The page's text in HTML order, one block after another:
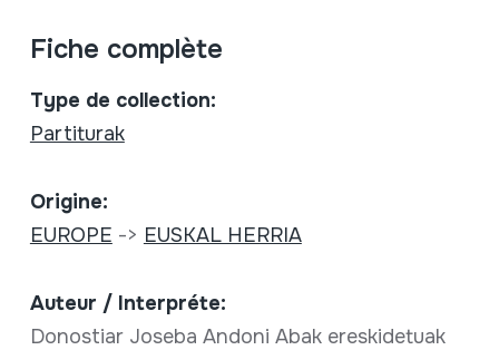
Fiche complète
Type de collection:
Partiturak
Origine:
EUROPE -> EUSKAL HERRIA
Auteur / Interpréte:
Donostiar Joseba Andoni Abak ereskidetuak